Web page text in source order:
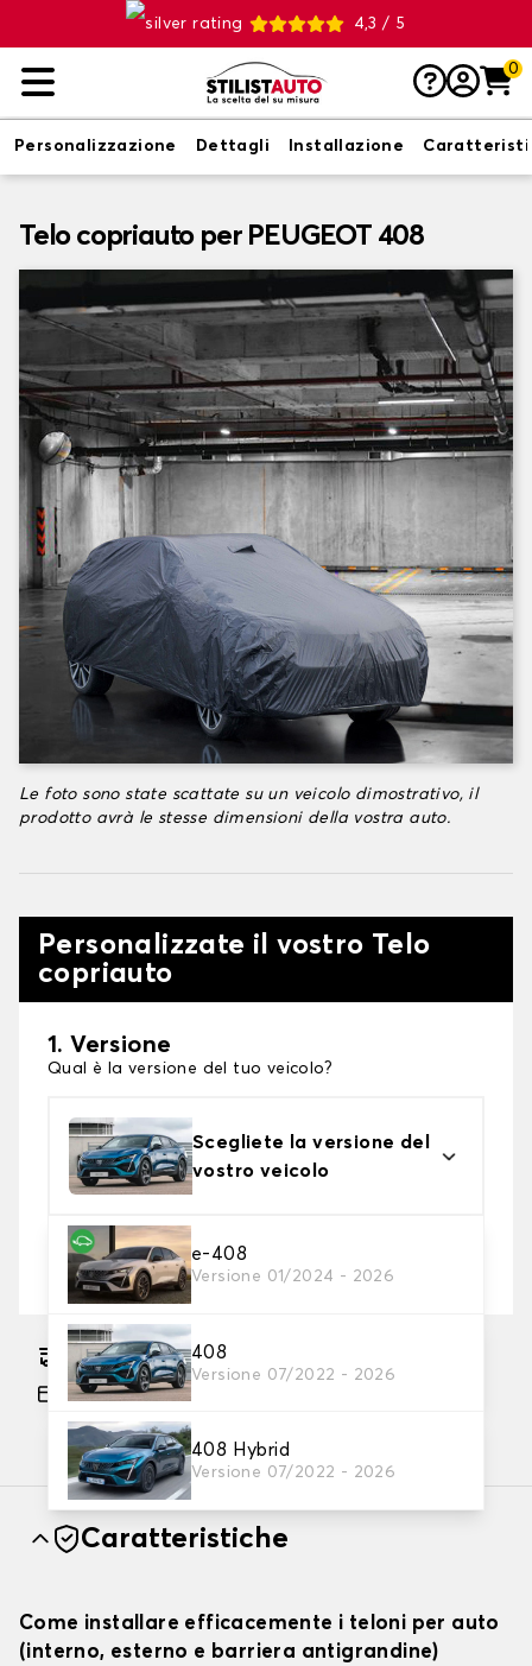
4,3 / 5
0
Personalizzazione Dettagli Installazione
Telo copriauto per PEUGEOT 408
Le foto sono state scattate su un veicolo dimostrativo, il
prodotto avrà le stesse dimensioni della vostra auto.
Personalizzate il vostro Telo
copriauto
1. Versione
Qual è la versione del tuo veicolo?
Scegliete la versione del
vostro veicolo
e-408
Versione 01/2024 - 2026
408
Versione 07/2022 - 2026
408 Hybrid
Versione 07/2022 - 2026
2. Livello di protezione
Scegli il telo protettivo adatto alle tue esigenze
Consegna gratuita stimata su 17/08/2026
Pagamento in 3x gratuito, a partire da 60 euro
Caratteristiche
Come installare efficacemente i teloni per auto
(interno, esterno e barriera antigrandine)